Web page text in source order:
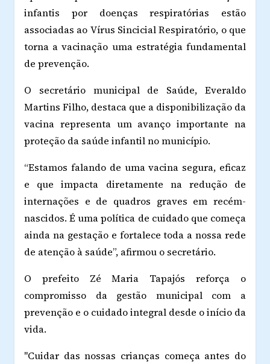
infantis por doenças respiratórias estão
associadas ao Vírus Sincicial Respiratório, o que
torna a vacinação uma estratégia fundamental
de prevenção.
O secretário municipal de Saúde, Everaldo
Martins Filho, destaca que a disponibilização da
vacina representa um avanço importante na
proteção da saúde infantil no município.
“Estamos falando de uma vacina segura, eficaz
e que impacta diretamente na redução de
internações e de quadros graves em recém-
nascidos. É uma política de cuidado que começa
ainda na gestação e fortalece toda a nossa rede
de atenção à saúde”, afirmou o secretário.
O prefeito Zé Maria Tapajós reforça o
compromisso da gestão municipal com a
prevenção e o cuidado integral desde o início da
vida.
"Cuidar das nossas crianças começa antes do